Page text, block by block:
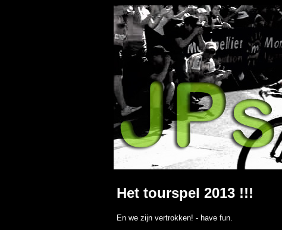
Het tourspel 2013 !!!
En we zijn vertrokken! - have fun.